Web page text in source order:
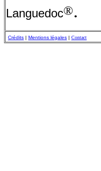
Languedoc®.
Crédits Mentions légales Contact